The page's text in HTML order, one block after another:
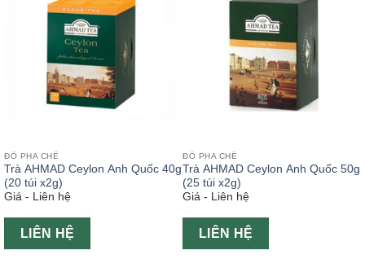
ĐỒ PHA CHẾ
Trà AHMAD Ceylon Anh Quốc 40g
(20 túi x2g)
Giá - Liên hệ
LIÊN HỆ
ĐỒ PHA CHẾ
Trà AHMAD Ceylon Anh Quốc 50g
(25 túi x2g)
Giá - Liên hệ
LIÊN HỆ